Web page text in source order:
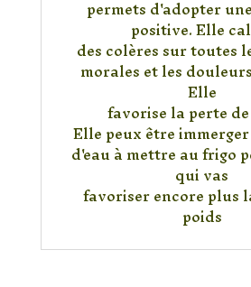
permets d'adopter
positive. Elle
des colères sur toutes
morales et les
Elle
favorise la perte
Elle peux être
d'eau à mettre au frigo
qui vas
favoriser encore plus
poids